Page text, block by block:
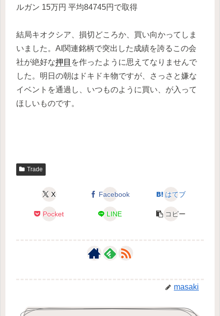
ルガン 15万円 平均84745円で取得
結局キオクシア、損切どころか、買い向かってしま
いました。AI関連銘柄で突出した成績を誇るこの会
社が絶好な押目 を作ったように思えてなりませんで
した。明日の朝はドキドキ物ですが、さっさと嫌な
イベントを通過し、いつものように買い、が入って
ほしいものです。
Trade
X Facebook はてブ
Pocket LINE コピー
masaki